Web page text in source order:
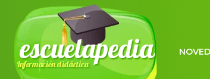
escuelapedia
Información didáctica
VARIOS